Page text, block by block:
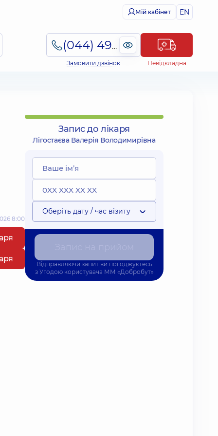
Мій кабінет EN
(044) 495-2-888
Замовити дзвінок Невідкладна
8:00
Запис до лікаря
Лігостаєва Валерія Володимирівна
Оберіть дату / час візиту
Відправляючи запит ви погоджуєтесь
з Угодою користувача ММ «Добробут»